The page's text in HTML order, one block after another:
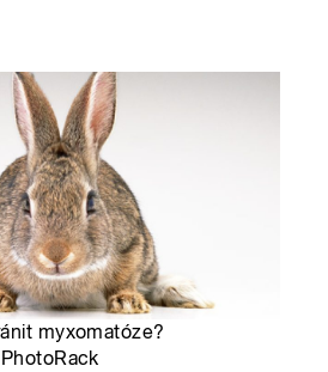
myxomatóze?